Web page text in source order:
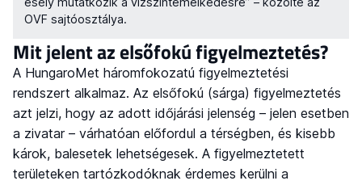
OVF sajtóosztálya.
Mit jelent az elsőfokú figyelmeztetés?
A HungaroMet háromfokozatú figyelmeztetési
rendszert alkalmaz. Az elsőfokú (sárga) figyelmeztetés
azt jelzi, hogy az adott időjárási jelenség – jelen esetben
a zivatar – várhatóan előfordul a térségben, és kisebb
károk, balesetek lehetségesek. A figyelmeztetett
területeken tartózkodóknak érdemes kerülni a